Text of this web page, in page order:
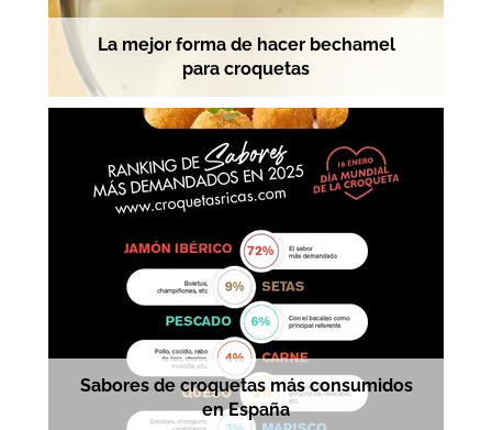
La mejor forma de hacer bechamel
para croquetas
Sabores de croquetas más consumidos
en España